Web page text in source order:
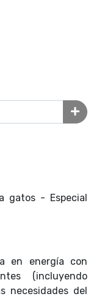
gatos - Especial
en energía con
(incluyendo
necesidades del